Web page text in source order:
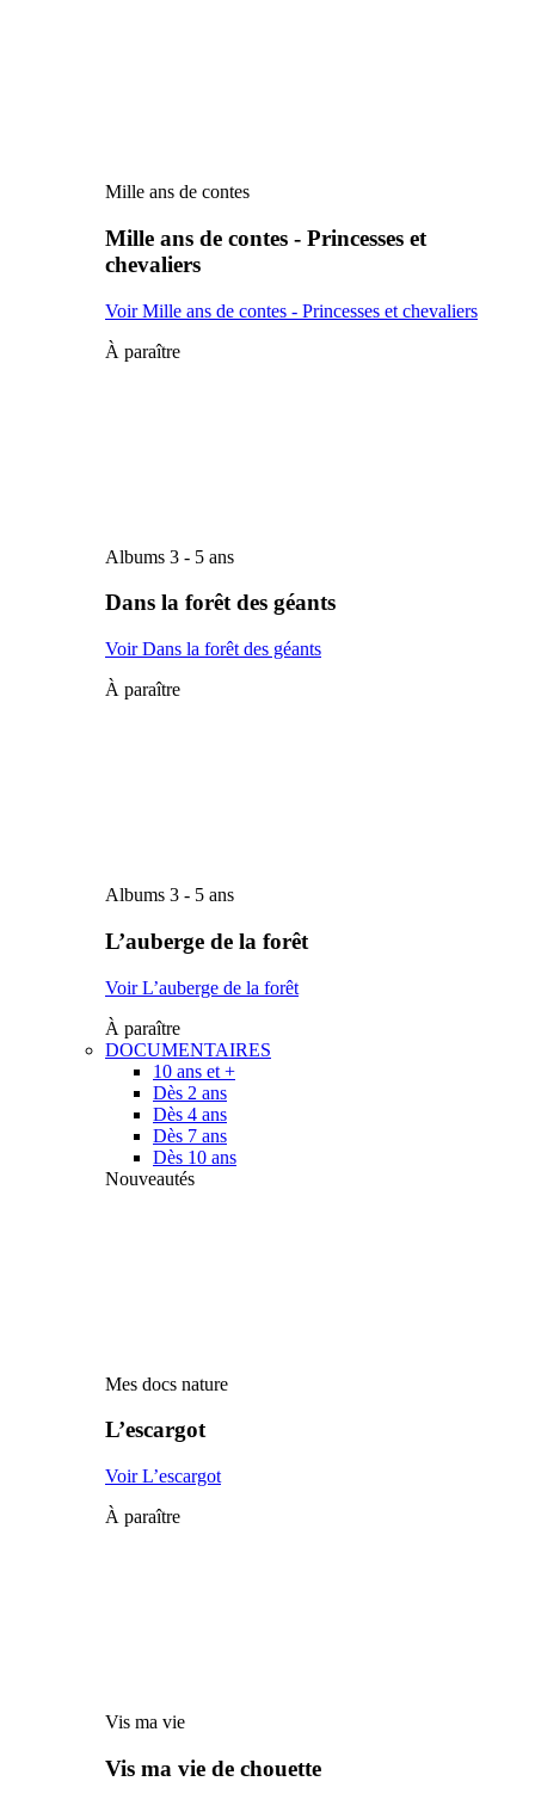
Mille ans de contes
Mille ans de contes - Princesses et
chevaliers
Voir Mille ans de contes - Princesses et chevaliers
À paraître
Albums 3 - 5 ans
Dans la forêt des géants
Voir Dans la forêt des géants
À paraître
Albums 3 - 5 ans
L’auberge de la forêt
Voir L’auberge de la forêt
À paraître
DOCUMENTAIRES
10 ans et +
Dès 2 ans
Dès 4 ans
Dès 7 ans
Dès 10 ans
Nouveautés
Mes docs nature
L’escargot
Voir L’escargot
À paraître
Vis ma vie
Vis ma vie de chouette